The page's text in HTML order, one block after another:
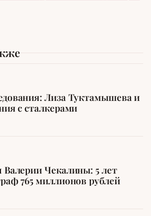
Лиза Туктамышева и
с сталкерами
Валерии Чекалины: 5 лет
765 миллионов рублей